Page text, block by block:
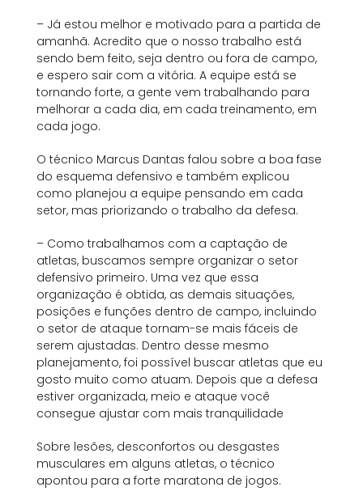
– Já estou melhor e motivado para a partida de
amanhã. Acredito que o nosso trabalho está
sendo bem feito, seja dentro ou fora de campo,
e espero sair com a vitória. A equipe está se
tornando forte, a gente vem trabalhando para
melhorar a cada dia, em cada treinamento, em
cada jogo.
O técnico Marcus Dantas falou sobre a boa fase
do esquema defensivo e também explicou
como planejou a equipe pensando em cada
setor, mas priorizando o trabalho da defesa.
– Como trabalhamos com a captação de
atletas, buscamos sempre organizar o setor
defensivo primeiro. Uma vez que essa
organização é obtida, as demais situações,
posições e funções dentro de campo, incluindo
o setor de ataque tornam-se mais fáceis de
serem ajustadas. Dentro desse mesmo
planejamento, foi possível buscar atletas que eu
gosto muito como atuam. Depois que a defesa
estiver organizada, meio e ataque você
consegue ajustar com mais tranquilidade
Sobre lesões, desconfortos ou desgastes
musculares em alguns atletas, o técnico
apontou para a forte maratona de jogos.